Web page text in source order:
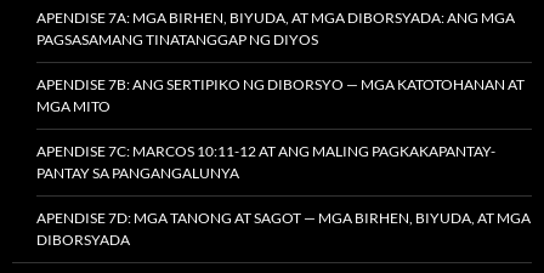
APENDISE 7A: MGA BIRHEN, BIYUDA, AT MGA DIBORSYADA: ANG MGA
PAGSASAMANG TINATANGGAP NG DIYOS
APENDISE 7B: ANG SERTIPIKO NG DIBORSYO — MGA KATOTOHANAN AT
MGA MITO
APENDISE 7C: MARCOS 10:11-12 AT ANG MALING PAGKAKAPANTAY-
PANTAY SA PANGANGALUNYA
APENDISE 7D: MGA TANONG AT SAGOT — MGA BIRHEN, BIYUDA, AT MGA
DIBORSYADA